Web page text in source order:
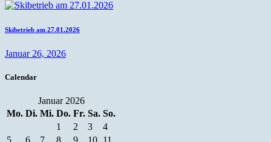
Skibetrieb am 27.01.2026
Januar 26, 2026
Calendar
Januar 2026
Mo. Di. Mi. Do. Fr. Sa. So.
1
2 3
4
5
6 7 8 9 10 11